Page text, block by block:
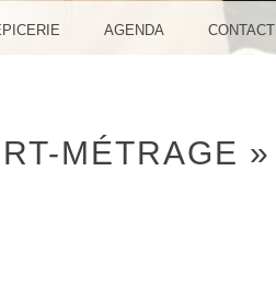
AGENDA CONTACT
MÉTRAGE »